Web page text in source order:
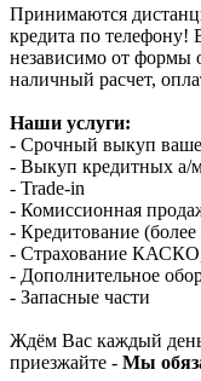
Принимаются
кредита по телефону!
независимо от формы
наличный расчет,
Наши услуги:
- Срочный выкуп
- Выкуп кредитных а/
- Trade-in
- Комиссионная
- Кредитование
- Страхование
- Дополнительное
- Запасные части
Ждём Вас каждый
приезжайте - Мы